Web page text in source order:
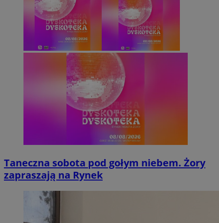
Taneczna sobota pod gołym niebem. Żory
zapraszają na Rynek